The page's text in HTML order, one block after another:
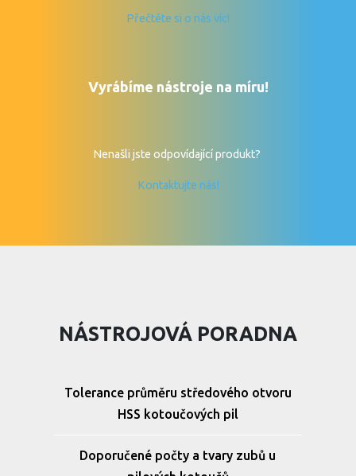
Přečtěte si o nás víc!
Vyrábíme nástroje na míru!
Nenašli jste odpovídající produkt?
Kontaktujte nás!
NÁSTROJOVÁ PORADNA
Tolerance průměru středového otvoru
HSS kotoučových pil
Doporučené počty a tvary zubů u